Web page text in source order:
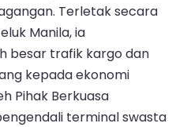
Terletak secara
Manila, ia
besar trafik kargo dan
kepada ekonomi
Pihak Berkuasa
terminal swasta